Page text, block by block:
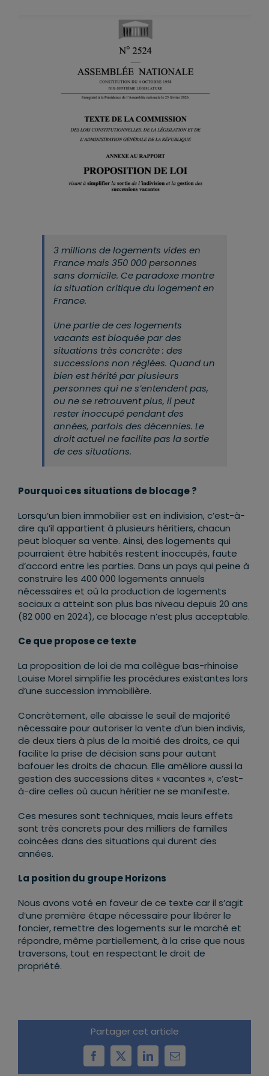
3 millions de logements vides en
France mais 350 000 personnes
sans domicile. Ce paradoxe montre
la situation critique du logement en
France.
Une partie de ces logements
vacants est bloquée par des
situations très concrète : des
successions non réglées. Quand un
bien est hérité par plusieurs
personnes qui ne s’entendent pas,
ou ne se retrouvent plus, il peut
rester inoccupé pendant des
années, parfois des décennies. Le
droit actuel ne facilite pas la sortie
de ces situations.
Pourquoi ces situations de blocage ?
Lorsqu’un bien immobilier est en indivision, c’est-à-
dire qu’il appartient à plusieurs héritiers, chacun
peut bloquer sa vente. Ainsi, des logements qui
pourraient être habités restent inoccupés, faute
d’accord entre les parties. Dans un pays qui peine à
construire les 400 000 logements annuels
nécessaires et où la production de logements
sociaux a atteint son plus bas niveau depuis 20 ans
(82 000 en 2024), ce blocage n’est plus acceptable.
Ce que propose ce texte
La proposition de loi de ma collègue bas-rhinoise
Louise Morel simplifie les procédures existantes lors
d’une succession immobilière.
Concrètement, elle abaisse le seuil de majorité
nécessaire pour autoriser la vente d’un bien indivis,
de deux tiers à plus de la moitié des droits, ce qui
facilite la prise de décision sans pour autant
bafouer les droits de chacun. Elle améliore aussi la
gestion des successions dites « vacantes », c’est-
à-dire celles où aucun héritier ne se manifeste.
Ces mesures sont techniques, mais leurs effets
sont très concrets pour des milliers de familles
coincées dans des situations qui durent des
années.
La position du groupe Horizons
Nous avons voté en faveur de ce texte car il s’agit
d’une première étape nécessaire pour libérer le
foncier, remettre des logements sur le marché et
répondre, même partiellement, à la crise que nous
traversons, tout en respectant le droit de
propriété.
Partager cet article
Facebook
X LinkedInEmail